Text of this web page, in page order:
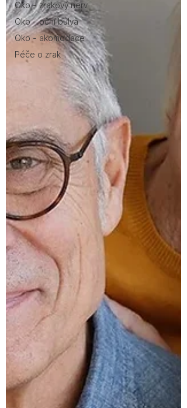
Oko - zrakový nerv
Oko - oční bulva
Oko - akomodace
Péče o zrak